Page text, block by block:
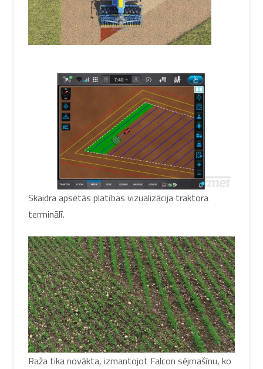
Skaidra apsētās platības vizualizācija traktora
terminālī.
Raža tika novākta, izmantojot Falcon sējmašīnu, ko